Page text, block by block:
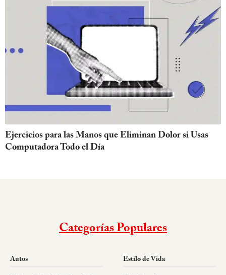
Ejercicios para las Manos que Eliminan Dolor si Usas
Computadora Todo el Día
Categorías Populares
Autos Estilo de Vida